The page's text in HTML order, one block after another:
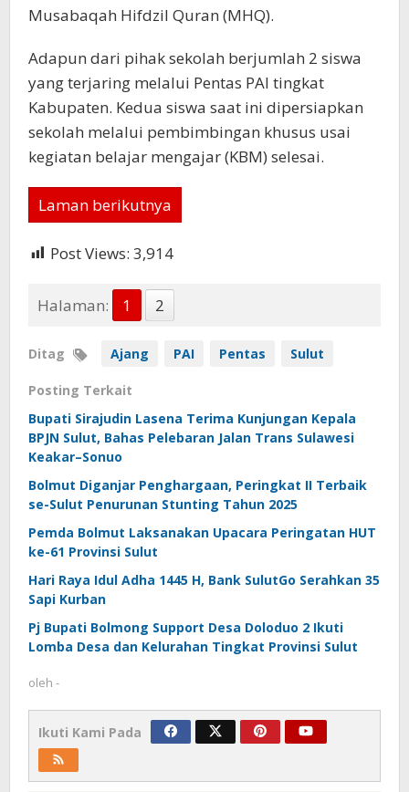
Musabaqah Hifdzil Quran (MHQ).
Adapun dari pihak sekolah berjumlah 2 siswa
yang terjaring melalui Pentas PAI tingkat
Kabupaten. Kedua siswa saat ini dipersiapkan
sekolah melalui pembimbingan khusus usai
kegiatan belajar mengajar (KBM) selesai.
Laman berikutnya
Post Views: 3,914
Halaman: 1 2
Ditag Ajang PAI Pentas Sulut
Posting Terkait
Bupati Sirajudin Lasena Terima Kunjungan Kepala
BPJN Sulut, Bahas Pelebaran Jalan Trans Sulawesi
Keakar–Sonuo
Bolmut Diganjar Penghargaan, Peringkat II Terbaik
se-Sulut Penurunan Stunting Tahun 2025
Pemda Bolmut Laksanakan Upacara Peringatan HUT
ke-61 Provinsi Sulut
Hari Raya Idul Adha 1445 H, Bank SulutGo Serahkan 35
Sapi Kurban
Pj Bupati Bolmong Support Desa Doloduo 2 Ikuti
Lomba Desa dan Kelurahan Tingkat Provinsi Sulut
oleh -
Ikuti Kami Pada